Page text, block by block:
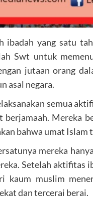
ibadah yang satu
Swt untuk
jutaan orang
asal negara.
semua
berjamaah. Mereka
bahwa umat
mereka
Setelah aktifitas
kaum muslim
dan tercerai berai.